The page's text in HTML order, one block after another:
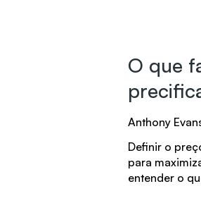
O que
Anthony
Definir o
para
entender o